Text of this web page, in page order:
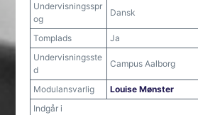
Undervisningsspr
og
Dansk
Tomplads
Ja
Undervisningsste
d
Campus Aalborg
Modulansvarlig
Louise Mønster
Indgår i